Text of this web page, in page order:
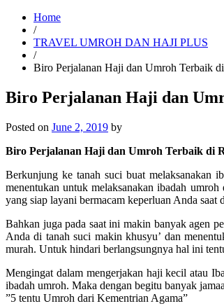
Home
/
TRAVEL UMROH DAN HAJI PLUS
/
Biro Perjalanan Haji dan Umroh Terbaik
Biro Perjalanan Haji dan
Posted on June 2, 2019 by
Biro Perjalanan Haji dan Umroh Terbaik di
Berkunjung ke tanah suci buat melaksanakan
menentukan untuk melaksanakan ibadah
yang siap layani bermacam keperluan Anda saat
Bahkan juga pada saat ini makin banyak agen
Anda di tanah suci makin khusyu’ dan
murah. Untuk hindari berlangsungnya hal ini
Mengingat dalam mengerjakan haji kecil atau
ibadah umroh. Maka dengan begitu banyak
”5 tentu Umroh dari Kementrian Agama”